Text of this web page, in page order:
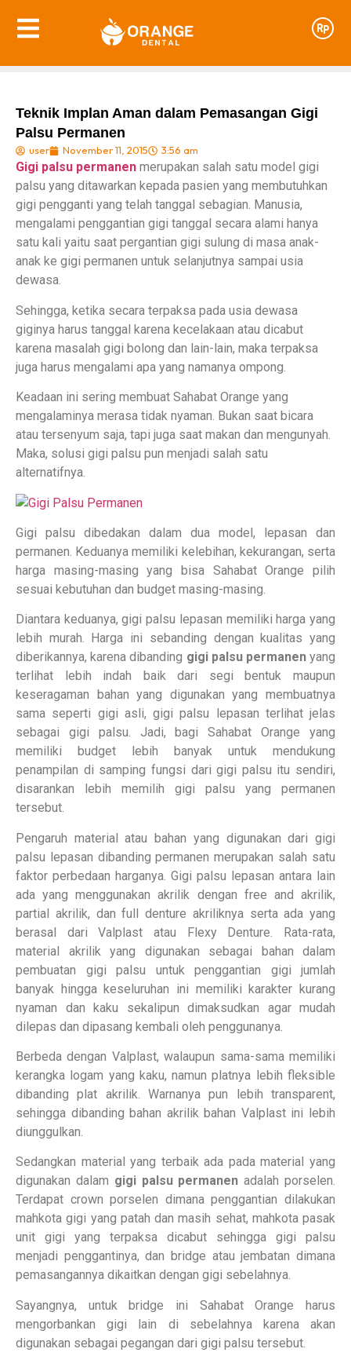
Teknik Implan Aman dalam Pemasangan Gigi
Palsu Permanen
user November 11, 2015 3:56 am
Gigi palsu permanen merupakan salah satu model gigi
palsu yang ditawarkan kepada pasien yang membutuhkan
gigi pengganti yang telah tanggal sebagian. Manusia,
mengalami penggantian gigi tanggal secara alami hanya
satu kali yaitu saat pergantian gigi sulung di masa anak-
anak ke gigi permanen untuk selanjutnya sampai usia
dewasa.
Sehingga, ketika secara terpaksa pada usia dewasa
giginya harus tanggal karena kecelakaan atau dicabut
karena masalah gigi bolong dan lain-lain, maka terpaksa
juga harus mengalami apa yang namanya ompong.
Keadaan ini sering membuat Sahabat Orange yang
mengalaminya merasa tidak nyaman. Bukan saat bicara
atau tersenyum saja, tapi juga saat makan dan mengunyah.
Maka, solusi gigi palsu pun menjadi salah satu
alternatifnya.
Gigi palsu dibedakan dalam dua model, lepasan dan
permanen. Keduanya memiliki kelebihan, kekurangan, serta
harga masing-masing yang bisa Sahabat Orange pilih
sesuai kebutuhan dan budget masing-masing.
Diantara keduanya, gigi palsu lepasan memiliki harga yang
lebih murah. Harga ini sebanding dengan kualitas yang
diberikannya, karena dibanding gigi palsu permanenyang
terlihat lebih indah baik dari segi bentuk maupun
keseragaman bahan yang digunakan yang membuatnya
sama seperti gigi asli, gigi palsu lepasan terlihat jelas
sebagai gigi palsu. Jadi, bagi Sahabat Orange yang
memiliki budget lebih banyak untuk mendukung
penampilan di samping fungsi dari gigi palsu itu sendiri,
disarankan lebih memilih gigi palsu yang permanen
tersebut.
Pengaruh material atau bahan yang digunakan dari gigi
palsu lepasan dibanding permanen merupakan salah satu
faktor perbedaan harganya. Gigi palsu lepasan antara lain
ada yang menggunakan akrilik dengan free and akrilik,
partial akrilik, dan full denture akriliknya serta ada yang
berasal dari Valplast atau Flexy Denture. Rata-rata,
material akrilik yang digunakan sebagai bahan dalam
pembuatan gigi palsu untuk penggantian gigi jumlah
banyak hingga keseluruhan ini memiliki karakter kurang
nyaman dan kaku sekalipun dimaksudkan agar mudah
dilepas dan dipasang kembali oleh penggunanya.
Berbeda dengan Valplast, walaupun sama-sama memiliki
kerangka logam yang kaku, namun platnya lebih fleksible
dibanding plat akrilik. Warnanya pun lebih transparent,
sehingga dibanding bahan akrilik bahan Valplast ini lebih
diunggulkan.
Sedangkan material yang terbaik ada pada material yang
digunakan dalam gigi palsu permanenadalah porselen.
Terdapat crown porselen dimana penggantian dilakukan
mahkota gigi yang patah dan masih sehat, mahkota pasak
unit gigi yang terpaksa dicabut sehingga gigi palsu
menjadi penggantinya, dan bridge atau jembatan dimana
pemasangannya dikaitkan dengan gigi sebelahnya.
Sayangnya, untuk bridge ini Sahabat Orange harus
mengorbankan gigi lain di sebelahnya karena akan
digunakan sebagai pegangan dari gigi palsu tersebut.